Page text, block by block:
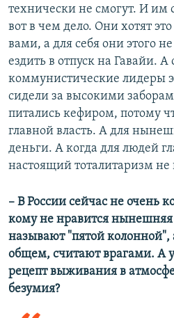
технически не смогут. И им
вот в чем дело. Они хотят
вами, а для себя они этого
ездить в отпуск на Гавайи. А
коммунистические лидеры
сидели за высокими
питались кефиром, потому
главной власть. А для
деньги. А когда для людей
настоящий тоталитаризм не
– В России сейчас не очень
кому не нравится нынешняя
называют "пятой колонной",
общем, считают врагами. А
рецепт выживания в
безумия?